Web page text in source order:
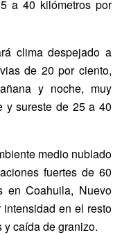
a 40 kilómetros por
clima despejado a
de 20 por ciento,
y noche, muy
y sureste de 25 a 40
medio nublado
fuertes de 60
en Coahuila, Nuevo
en el resto
caída de granizo.